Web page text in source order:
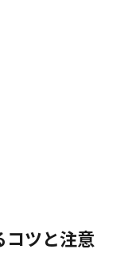
コツと注意